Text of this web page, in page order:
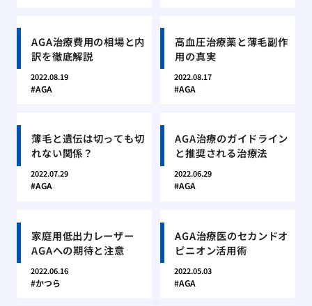
AGA治療費用の相場と内
訳を徹底解説
2022.08.19
AGA
高血圧治療薬と薄毛副作
用の真実
2022.08.17
AGA
薄毛と遺伝は切っても切
れない関係？
2022.07.29
AGA
AGA治療のガイドライン
と推奨される治療法
2022.06.29
AGA
家庭用低出力レーザー
AGAへの期待と注意
2022.06.16
かつら
AGA治療医のセカンドオ
ピニオン活用術
2022.05.03
AGA